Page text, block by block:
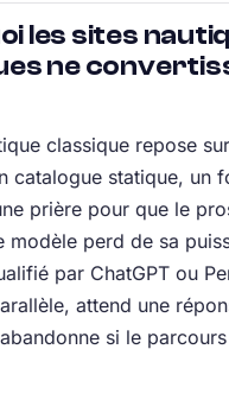
les sites
ne
classique repose
catalogue statique, un
prière pour que le
modèle perd de sa
par ChatGPT ou
attend une
si le